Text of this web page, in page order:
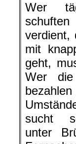
Wer
verdient,
mit
geht,
Wer
sucht
unter